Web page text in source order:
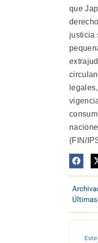
que
justicia
(FIN/